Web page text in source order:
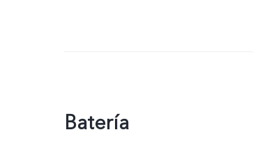
Batería